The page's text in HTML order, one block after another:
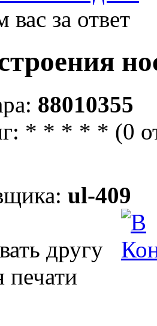
вас за ответ
88010355
* * * * * (0
ul-409
другу
печати